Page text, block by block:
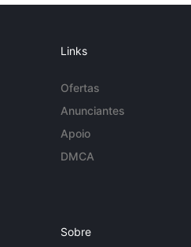
Links
Ofertas
Anunciantes
Apoio
DMCA
Sobre